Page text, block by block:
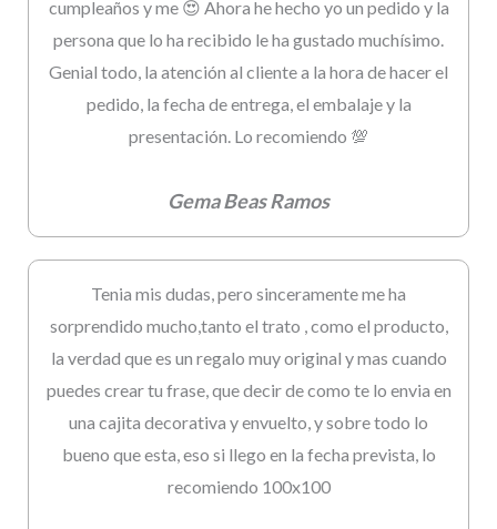
cumpleaños y me 😍 Ahora he hecho yo un pedido y la
persona que lo ha recibido le ha gustado muchísimo.
Genial todo, la atención al cliente a la hora de hacer el
pedido, la fecha de entrega, el embalaje y la
presentación. Lo recomiendo 💯
Gema Beas Ramos
Tenia mis dudas, pero sinceramente me ha
sorprendido mucho,tanto el trato , como el producto,
la verdad que es un regalo muy original y mas cuando
puedes crear tu frase, que decir de como te lo envia en
una cajita decorativa y envuelto, y sobre todo lo
bueno que esta, eso si llego en la fecha prevista, lo
recomiendo 100x100